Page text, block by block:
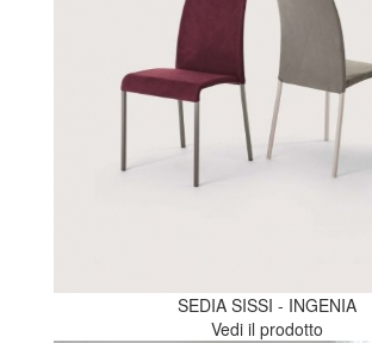
SEDIA SISSI - INGENIA
Vedi il prodotto